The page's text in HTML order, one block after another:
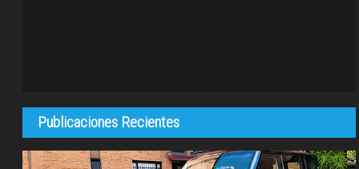
Publicaciones Recientes